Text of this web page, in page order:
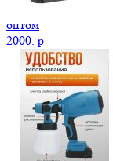
оптом
2000. p